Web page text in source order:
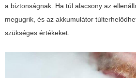
a biztonságnak. Ha túl alacsony az
megugrik, és az akkumulátor
szükséges értékeket: